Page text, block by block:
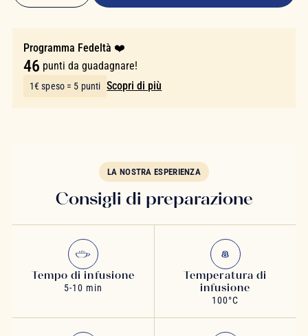
Programma Fedeltà ❤️
46 punti da guadagnare!
1€ speso = 5 punti Scopri di più
LA NOSTRA ESPERIENZA
Consigli di preparazione
Tempo di infusione
5-10 min
Temperatura di
infusione
100°C